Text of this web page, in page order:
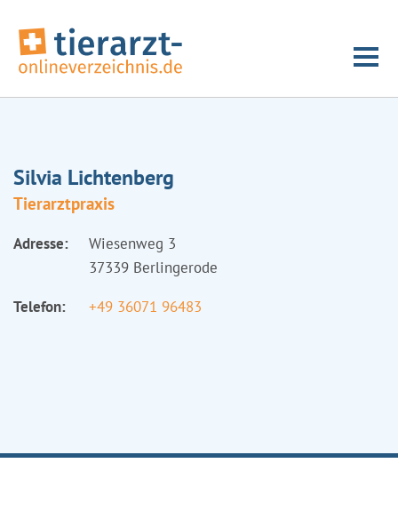
Silvia Lichtenberg
Tierarztpraxis
Adresse:
Wiesenweg 3
37339 Berlingerode
Telefon:
+49 36071 96483